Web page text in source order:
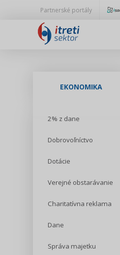
Partnerské portály
EKONOMIKA
2% z dane
Dobrovoľníctvo
Dotácie
Verejné obstarávanie
Charitatívna reklama
Dane
Správa majetku